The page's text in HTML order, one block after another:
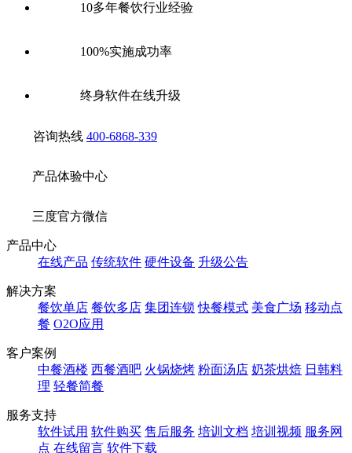
10多年餐饮行业经验
100%实施成功率
终身软件在线升级
咨询热线 400-6868-339
产品体验中心
三度官方微信
产品中心
在线产品 传统软件 硬件设备 升级公告
解决方案
餐饮单店 餐饮多店 集团连锁 快餐模式 美食广场 移动点
餐 O2O应用
客户案例
中餐酒楼 西餐酒吧 火锅烧烤 粉面汤店 奶茶烘焙 日韩料
理 轻餐简餐
服务支持
软件试用 软件购买 售后服务 培训文档 培训视频 服务网
点 在线留言 软件下载